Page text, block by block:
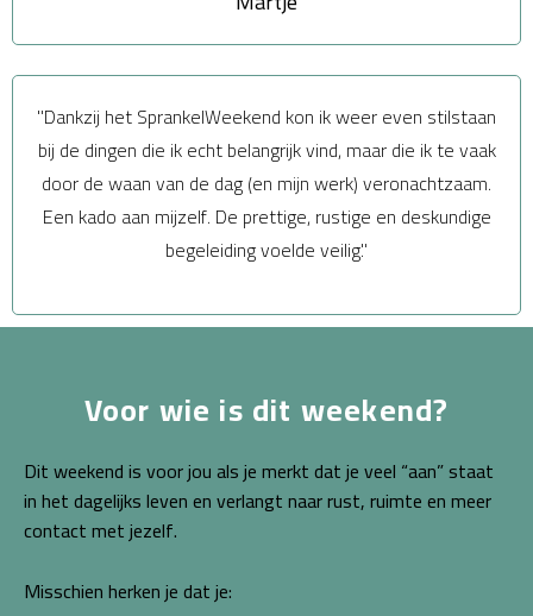
"Dankzij het SprankelWeekend kon ik weer even stilstaan
bij de dingen die ik echt belangrijk vind, maar die ik te vaak
door de waan van de dag (en mijn werk) veronachtzaam.
Een kado aan mijzelf. De prettige, rustige en deskundige
begeleiding voelde veilig."
Voor wie is dit weekend?
Dit weekend is voor jou als je merkt dat je veel “aan” staat
in het dagelijks leven en verlangt naar rust, ruimte en meer
contact met jezelf.
Misschien herken je dat je: